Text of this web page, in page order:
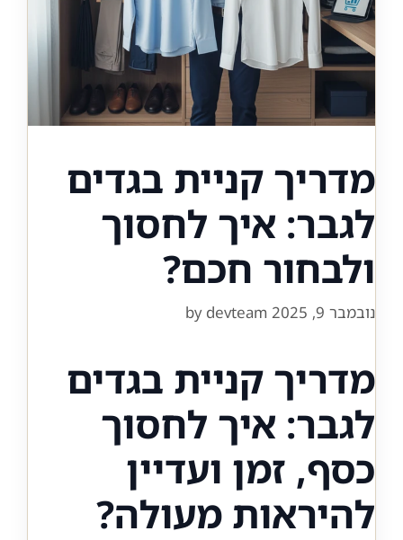
מדריך קניית בגדים
לגבר: איך לחסוך
ולבחור חכם?
נובמבר 9, 2025 by devteam
מדריך קניית בגדים
לגבר: איך לחסוך
כסף, זמן ועדיין
להיראות מעולה?